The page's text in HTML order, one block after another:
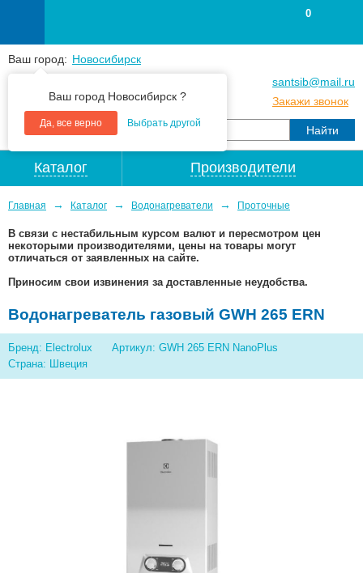
Ваш город: Новосибирск
Ваш город Новосибирск ?
Да, все верно Выбрать другой
+7(383) 213 79 30
santsib@mail.ru
Закажи звонок
0
Каталог Производители
Главная → Каталог → Водонагреватели → Проточные
В связи с нестабильным курсом валют и пересмотром цен
некоторыми производителями, цены на товары могут
отличаться от заявленных на сайте.
Приносим свои извинения за доставленные неудобства.
Водонагреватель газовый GWH 265 ERN
Бренд: Electrolux
Артикул: GWH 265 ERN NanoPlus
Страна: Швеция